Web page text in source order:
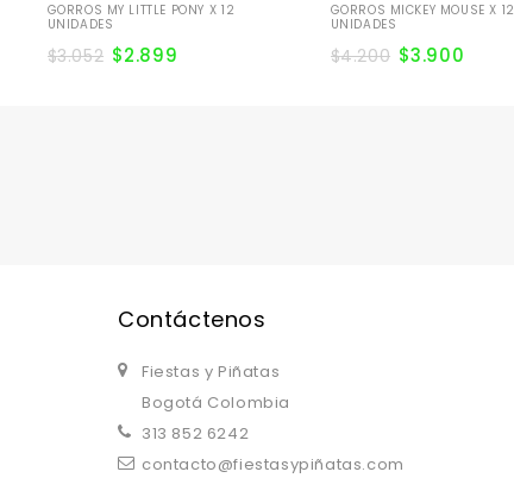
GORROS MY LITTLE PONY X 12
UNIDADES
$3.052 $2.899
GORROS MICKEY MOUSE X 12
UNIDADES
$4.200 $3.900
Contáctenos
Fiestas y Piñatas
Bogotá Colombia
313 852 6242
contacto@fiestasypiñatas.com